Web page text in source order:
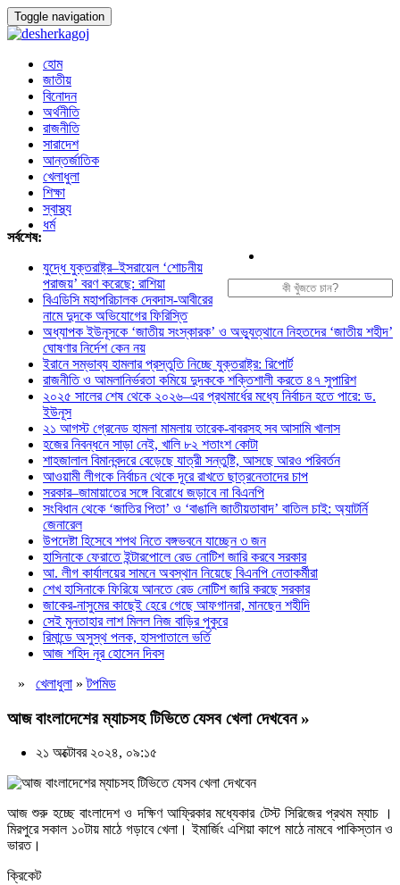
Toggle navigation
হোম
জাতীয়
বিনোদন
অর্থনীতি
রাজনীতি
সারাদেশ
আন্তর্জাতিক
খেলাধুলা
শিক্ষা
স্বাস্থ্য
ধর্ম
সর্বশেষ:
যুদ্ধে যুক্তরাষ্ট্র–ইসরায়েল ‘শোচনীয়
পরাজয়’ বরণ করেছে: রাশিয়া
বিএডিসি মহাপরিচালক দেবদাস-আবীরের
নামে দুদকে অভিযোগের ফিরিস্তি
অধ্যাপক ইউনূসকে ‘জাতীয় সংস্কারক’ ও অভ্যুত্থানে নিহতদের ‘জাতীয় শহীদ’
ঘোষণার নির্দেশ কেন নয়
ইরানে সম্ভাব্য হামলার প্রস্তুতি নিচ্ছে যুক্তরাষ্ট্র: রিপোর্ট
রাজনীতি ও আমলানির্ভরতা কমিয়ে দুদককে শক্তিশালী করতে ৪৭ সুপারিশ
২০২৫ সালের শেষ থেকে ২০২৬–এর প্রথমার্ধের মধ্যে নির্বাচন হতে পারে: ড.
ইউনূস
২১ আগস্ট গ্রেনেড হামলা মামলায় তারেক-বাবরসহ সব আসামি খালাস
হজের নিবন্ধনে সাড়া নেই, খালি ৮২ শতাংশ কোটা
শাহজালাল বিমানবন্দরে বেড়েছে যাত্রী সন্তুষ্টি, আসছে আরও পরিবর্তন
আওয়ামী লীগকে নির্বাচন থেকে দূরে রাখতে ছাত্রনেতাদের চাপ
সরকার–জামায়াতের সঙ্গে বিরোধে জড়াবে না বিএনপি
সংবিধান থেকে ‘জাতির পিতা’ ও ‘বাঙালি জাতীয়তাবাদ’ বাতিল চাই: অ্যাটর্নি
জেনারেল
উপদেষ্টা হিসেবে শপথ নিতে বঙ্গভবনে যাচ্ছেন ৩ জন
হাসিনাকে ফেরাতে ইন্টারপোলে রেড নোটিশ জারি করবে সরকার
আ. লীগ কার্যালয়ের সামনে অবস্থান নিয়েছে বিএনপি নেতাকর্মীরা
শেখ হাসিনাকে ফিরিয়ে আনতে রেড নোটিশ জারি করছে সরকার
জাকের-নাসুমের কাছেই হেরে গেছে আফগানরা, মানছেন শহীদি
সেই মুনতাহার লাশ মিলল নিজ বাড়ির পুকুরে
রিমান্ডে অসুস্থ পলক, হাসপাতালে ভর্তি
আজ শহিদ নূর হোসেন দিবস
» খেলাধুলা »টপমিড
আজ বাংলাদেশের ম্যাচসহ টিভিতে যেসব খেলা দেখবেন »
২১ অক্টোবর ২০২৪, ০৯:১৫
আজ শুরু হচ্ছে বাংলাদেশ ও দক্ষিণ আফ্রিকার মধ্যেকার টেস্ট সিরিজের প্রথম ম্যাচ ।
মিরপুরে সকাল ১০টায় মাঠে গড়াবে খেলা। ইমার্জিং এশিয়া কাপে মাঠে নামবে পাকিস্তান ও
ভারত।
ক্রিকেট